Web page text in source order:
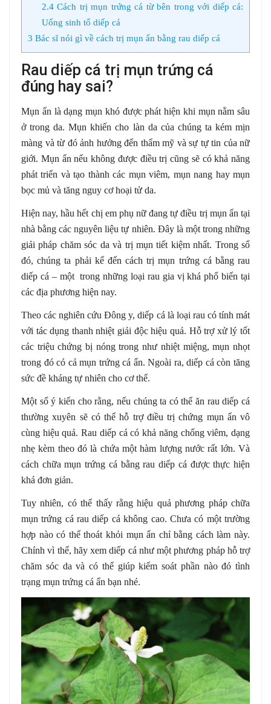
2.4Cách trị mụn trứng cá từ bên trong với diếp cá:
Uống sinh tố diếp cá
3 Bác sĩ nói gì về cách trị mụn ẩn bằng rau diếp cá
Rau diếp cá trị mụn trứng cá
đúng hay sai?
Mụn ẩn là dạng mụn khó được phát hiện khi mụn nằm sâu
ở trong da. Mụn khiến cho làn da của chúng ta kém mịn
màng và từ đó ảnh hưởng đến thẩm mỹ và sự tự tin của nữ
giới. Mụn ẩn nếu không được điều trị cũng sẽ có khả năng
phát triển và tạo thành các mụn viêm, mụn nang hay mụn
bọc mủ và tăng nguy cơ hoại tử da.
Hiện nay, hầu hết chị em phụ nữ đang tự điều trị mụn ẩn tại
nhà bằng các nguyên liệu tự nhiên. Đây là một trong những
giải pháp chăm sóc da và trị mụn tiết kiệm nhất. Trong số
đó, chúng ta phải kể đến cách trị mụn trứng cá bằng rau
diếp cá – một trong những loại rau gia vị khá phổ biến tại
các địa phương hiện nay.
Theo các nghiên cứu Đông y, diếp cá là loại rau có tính mát
với tác dụng thanh nhiệt giải độc hiệu quả. Hỗ trợ xử lý tốt
các triệu chứng bị nóng trong như nhiệt miệng, mụn nhọt
trong đó có cả mụn trứng cá ẩn. Ngoài ra, diếp cá còn tăng
sức đề kháng tự nhiên cho cơ thể.
Một số ý kiến cho rằng, nếu chúng ta có thể ăn rau diếp cá
thường xuyên sẽ có thể hỗ trợ điều trị chứng mụn ẩn vô
cùng hiệu quả. Rau diếp cá có khả năng chống viêm, dạng
nhẹ kèm theo đó là chứa một hàm lượng nước rất lớn. Và
cách chữa mụn trứng cá bằng rau diếp cá được thực hiện
khá đơn giản.
Tuy nhiên, có thể thấy rằng hiệu quả phương pháp chữa
mụn trứng cá rau diếp cá không cao. Chưa có một trường
hợp nào có thể thoát khỏi mụn ẩn chỉ bằng cách làm này.
Chính vì thế, hãy xem diếp cá như một phương pháp hỗ trợ
chăm sóc da và có thể giúp kiểm soát phần nào đó tình
trạng mụn trứng cá ẩn bạn nhé.